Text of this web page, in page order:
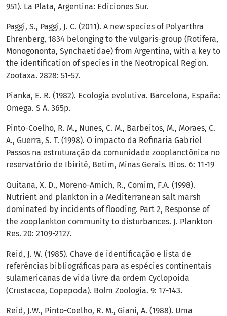
951). La Plata, Argentina: Ediciones Sur.
Paggi, S., Paggi, J. C. (2011). A new species of Polyarthra
Ehrenberg, 1834 belonging to the vulgaris-group (Rotifera,
Monogononta, Synchaetidae) from Argentina, with a key to
the identification of species in the Neotropical Region.
Zootaxa. 2828: 51-57.
Pianka, E. R. (1982). Ecología evolutiva. Barcelona, España:
Omega. S A. 365p.
Pinto-Coelho, R. M., Nunes, C. M., Barbeitos, M., Moraes, C.
A., Guerra, S. T. (1998). O impacto da Refinaria Gabriel
Passos na estruturação da comunidade zooplanctônica no
reservatório de Ibirité, Betim, Minas Gerais. Bios. 6: 11-19
Quitana, X. D., Moreno-Amich, R., Comim, F.A. (1998).
Nutrient and plankton in a Mediterranean salt marsh
dominated by incidents of flooding. Part 2, Response of
the zooplankton community to disturbances. J. Plankton
Res. 20: 2109-2127.
Reid, J. W. (1985). Chave de identificação e lista de
referências bibliográficas para as espécies continentais
sulamericanas de vida livre da ordem Cyclopoida
(Crustacea, Copepoda). Bolm Zoologia. 9: 17-143.
Reid, J.W., Pinto-Coelho, R. M., Giani, A. (1988). Uma